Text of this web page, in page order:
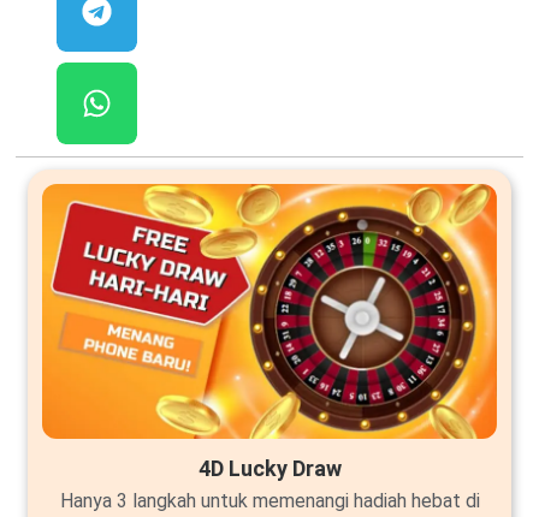
4D Lucky Draw
Hanya 3 langkah untuk memenangi hadiah hebat di